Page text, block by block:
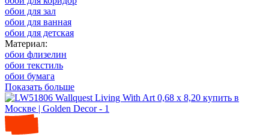
обои для зал
обои для ванная
обои для детская
Материал:
обои флизелин
обои текстиль
обои бумага
Показать больше